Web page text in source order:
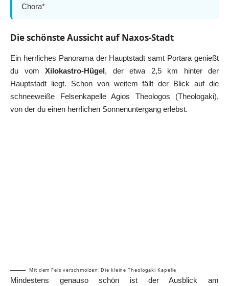
Chora*
Die schönste Aussicht auf Naxos-Stadt
Ein herrliches Panorama der Hauptstadt samt Portara genießt
du vom Xilokastro-Hügel, der etwa 2,5 km hinter der
Hauptstadt liegt. Schon von weitem fällt der Blick auf die
schneeweiße Felsenkapelle Agios Theologos (Theologaki),
von der du einen herrlichen Sonnenuntergang erlebst.
Mit dem Fels verschmolzen: Die kleine Theologaki Kapelle
Mindestens genauso schön ist der Ausblick am